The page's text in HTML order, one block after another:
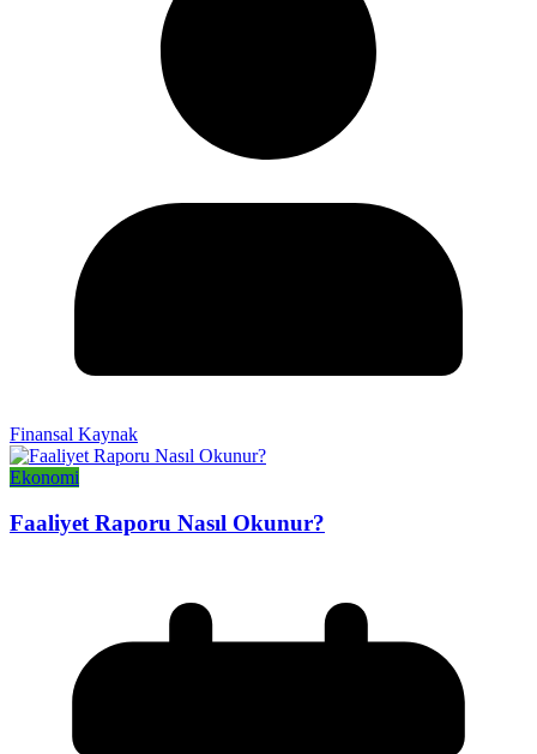
Finansal Kaynak
Ekonomi
Faaliyet Raporu Nasıl Okunur?